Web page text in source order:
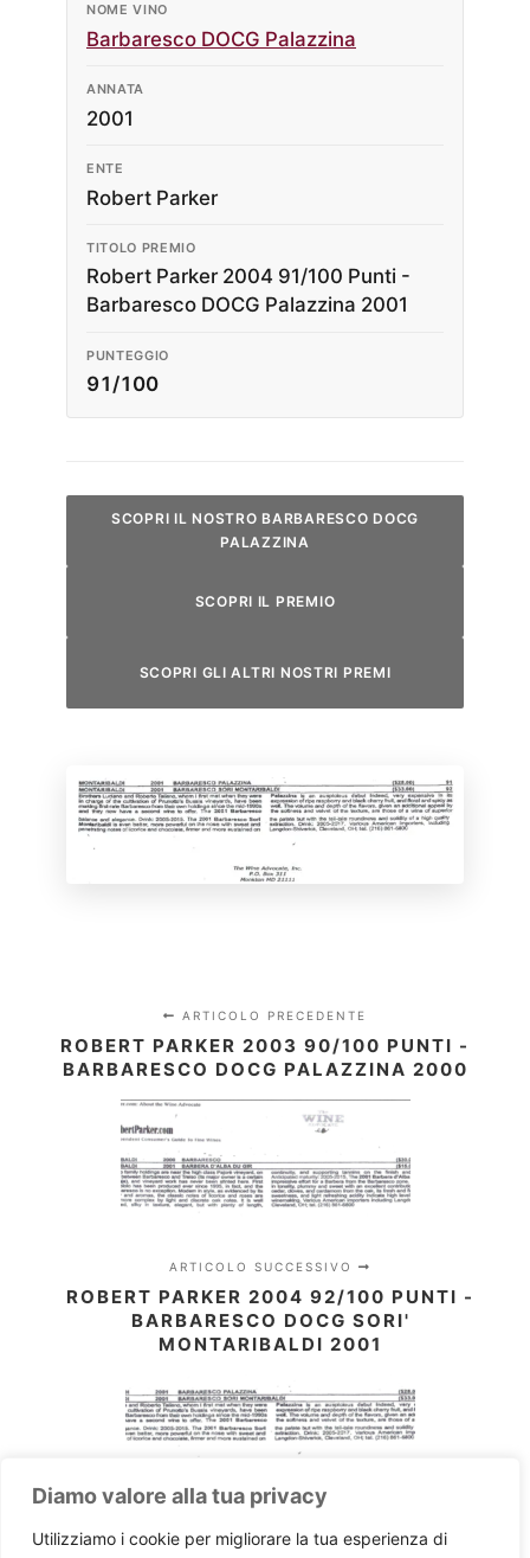
Diamo valore alla tua privacy
Utilizziamo i cookie per migliorare la tua esperienza di
NOME VINO
Barbaresco DOCG Palazzina
ANNATA
2001
ENTE
Robert Parker
TITOLO PREMIO
Robert Parker 2004 91/100 Punti -
Barbaresco DOCG Palazzina 2001
PUNTEGGIO
91/100
SCOPRI IL NOSTRO BARBARESCO DOCG
PALAZZINA
SCOPRI IL PREMIO
SCOPRI GLI ALTRI NOSTRI PREMI
ARTICOLO PRECEDENTE
ROBERT PARKER 2003 90/100 PUNTI -
BARBARESCO DOCG PALAZZINA 2000
ARTICOLO SUCCESSIVO
ROBERT PARKER 2004 92/100 PUNTI -
BARBARESCO DOCG SORI'
MONTARIBALDI 2001